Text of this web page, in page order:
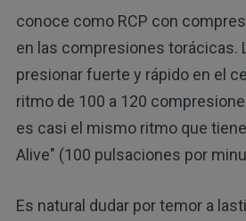
conoce como RCP con
en las compresiones torácicas.
presionar fuerte y rápido en el
ritmo de 100 a 120
es casi el mismo ritmo que
Alive" (100 pulsaciones por
Es natural dudar por temor a